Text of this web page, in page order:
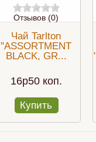
Отзывов (0)
Чай Tarlton
"ASSORTMENT
BLACK, GR...
16p50 коп.
Купить